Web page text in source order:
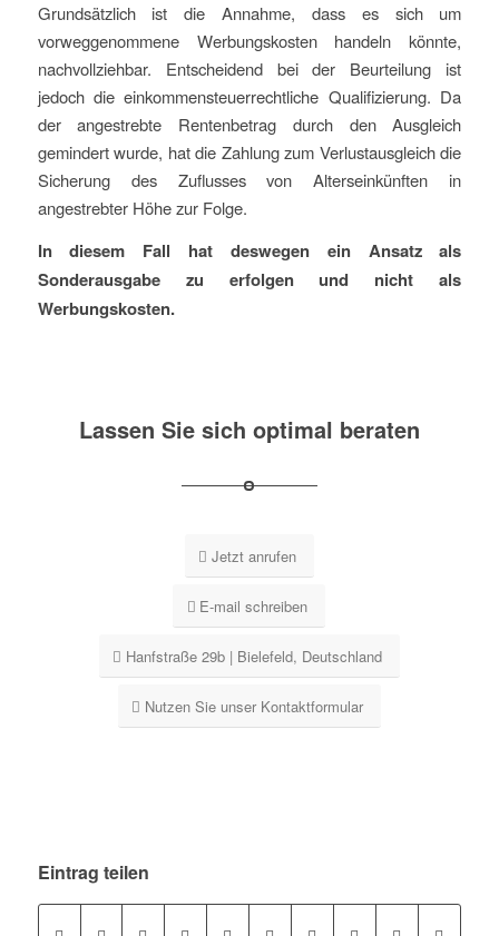
Grundsätzlich ist die Annahme, dass es sich um
vorweggenommene Werbungskosten handeln könnte,
nachvollziehbar. Entscheidend bei der Beurteilung ist
jedoch die einkommensteuerrechtliche Qualifizierung. Da
der angestrebte Rentenbetrag durch den Ausgleich
gemindert wurde, hat die Zahlung zum Verlustausgleich die
Sicherung des Zuflusses von Alterseinkünften in
angestrebter Höhe zur Folge.
In diesem Fall hat deswegen ein Ansatz als
Sonderausgabe zu erfolgen und nicht als
Werbungskosten.
Lassen Sie sich optimal beraten
Jetzt anrufen
E-mail schreiben
Hanfstraße 29b | Bielefeld, Deutschland
Nutzen Sie unser Kontaktformular
Eintrag teilen